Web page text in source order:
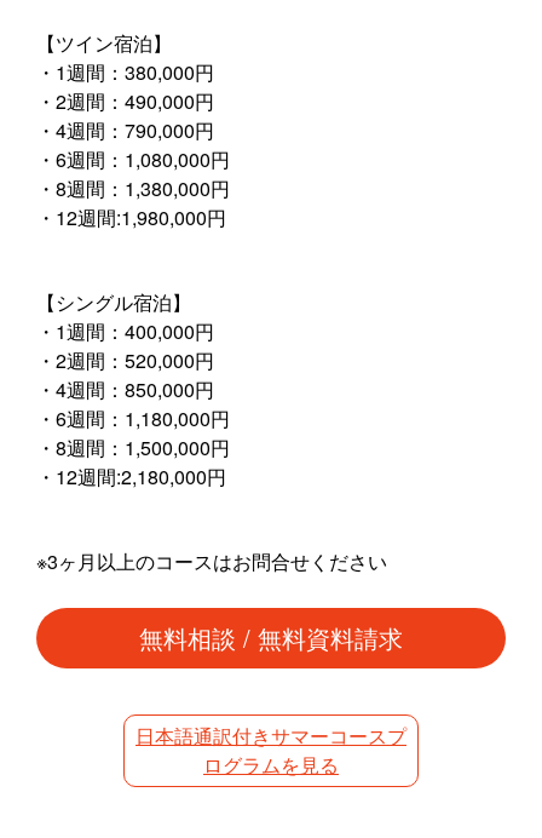
【ツイン宿泊】
・1週間：380,000円
・2週間：490,000円
・4週間：790,000円
・6週間：1,080,000円
・8週間：1,380,000円
・12週間:1,980,000円
【シングル宿泊】
・1週間：400,000円
・2週間：520,000円
・4週間：850,000円
・6週間：1,180,000円
・8週間：1,500,000円
・12週間:2,180,000円
※3ヶ月以上のコースはお問合せください
無料相談 / 無料資料請求
日本語通訳付きサマーコースプ
ログラムを見る